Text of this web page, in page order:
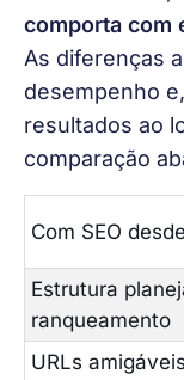
comporta com
As diferenças
desempenho
resultados ao
comparação
Com SEO
Estrutura
ranqueamento
URLs